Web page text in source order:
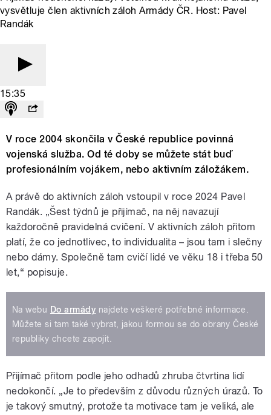
vysvětluje člen aktivních záloh Armády ČR. Host: Pavel
Randák
15:35
V roce 2004 skončila v České republice povinná
vojenská služba. Od té doby se můžete stát buď
profesionálním vojákem, nebo aktivním záložákem.
A právě do aktivních záloh vstoupil v roce 2024 Pavel
Randák. „Šest týdnů je přijímač, na něj navazují
každoročně pravidelná cvičení. V aktivních záloh přitom
platí, že co jednotlivec, to individualita – jsou tam i slečny
nebo dámy. Společně tam cvičí lidé ve věku 18 i třeba 50
let,“ popisuje.
Na webu Do armády najdete veškeré potřebné informace.
Můžete si tam také vybrat, jakou formou se do obrany České
republiky chcete zapojit.
Přijímač přitom podle jeho odhadů zhruba čtvrtina lidí
nedokončí. „Je to především z důvodu různých úrazů. To
je takový smutný, protože ta motivace tam je veliká, ale